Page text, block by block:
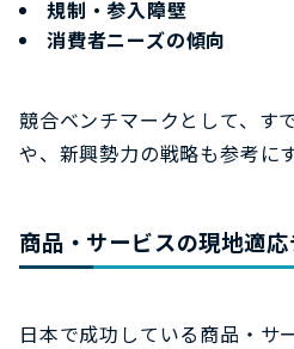
規制・参入障壁
消費者ニーズの傾向
競合ベンチマークとして、す
や、新興勢力の戦略も参考に
商品・サービスの現地適
日本で成功している商品・サ